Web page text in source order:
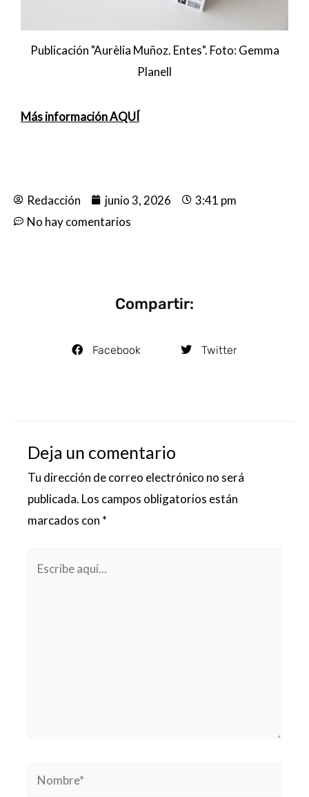
Publicación "Aurèlia Muñoz. Entes". Foto: Gemma
Planell
Más información AQUÍ
Redacción junio 3, 2026
3:41 pm
No hay comentarios
Compartir:
Facebook Twitter
Deja un comentario
Tu dirección de correo electrónico no será
publicada. Los campos obligatorios están
marcados con *
Nombre*